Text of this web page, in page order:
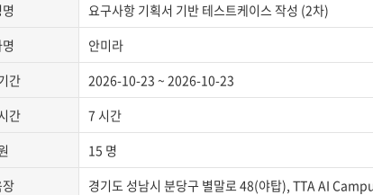
요구사항 기획서 기반 테스트케이스 작성 (2차)
안미라
간
2026-10-23 ~ 2026-10-23
간
7 시간
15 명
경기도 성남시 분당구 별말로 48(야탑), TTA AI